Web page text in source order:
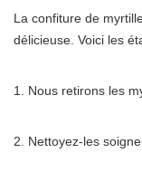
La confiture de
délicieuse. Voici les
1. Nous retirons les
2. Nettoyez-les